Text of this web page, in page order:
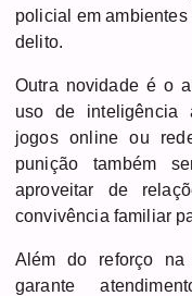
policial em
delito.
Outra novidade é o
uso de inteligência
jogos online ou
punição também
aproveitar de
convivência familiar
Além do reforço na
garante